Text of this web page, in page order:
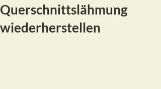
Querschnittslähmung
wiederherstellen